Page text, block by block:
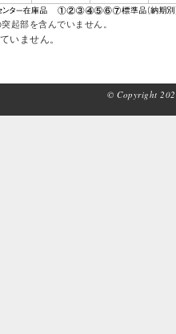
起部を含んでいません。
いません。
© Copyright